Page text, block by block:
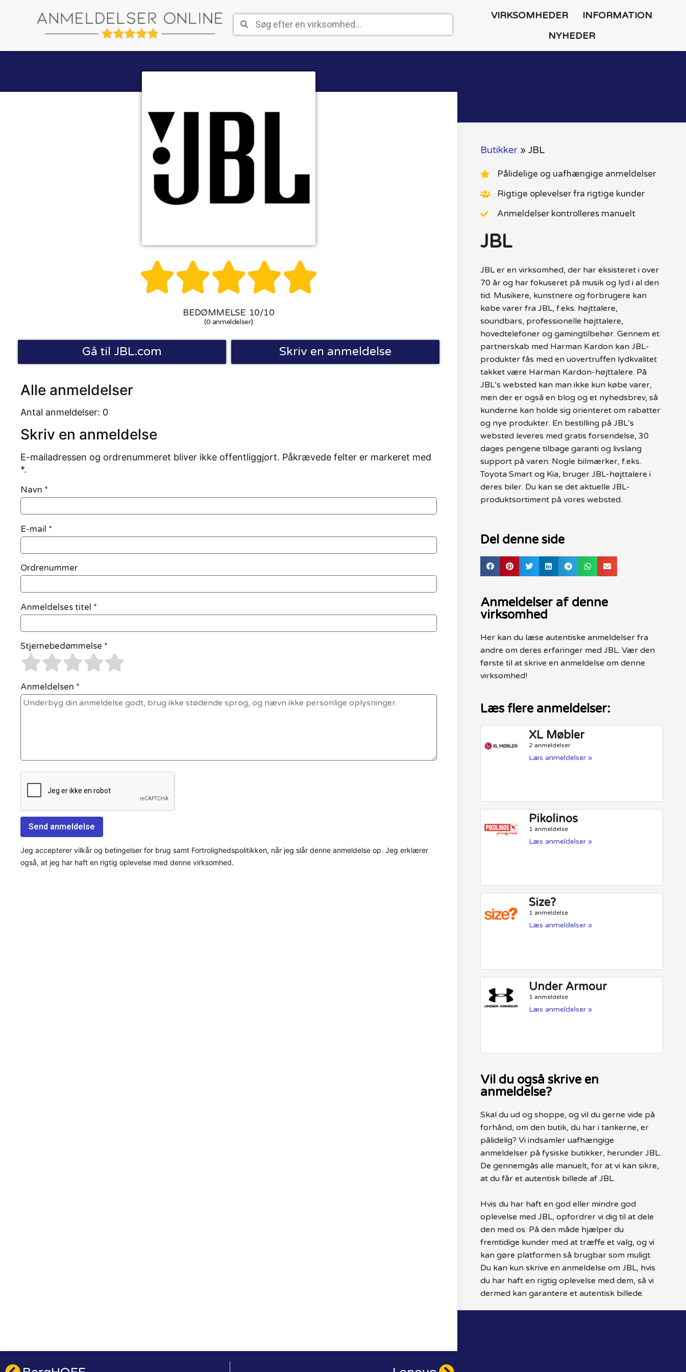
VIRKSOMHEDER
INFORMATION
NYHEDER

BEDØMMELSE: 10/10
(0 anmeldelser)
Gå til JBL.com Skriv en anmeldelse
Alle anmeldelser
Antal anmeldelser: 0
Skriv en anmeldelse
E-mailadressen og ordrenummeret bliver ikke offentliggjort. Påkrævede felter er markeret med
*.
Navn *
E-mail *
Ordrenummer
Anmeldelses titel *
Stjernebedømmelse *
Anmeldelsen *
Jeg accepterer vilkår og betingelser for brug samt Fortrolighedspolitikken, når jeg slår denne anmeldelse op. Jeg erklærer
også, at jeg har haft en rigtig oplevelse med denne virksomhed.
Butikker» JBL
Pålidelige og uafhængige anmeldelser
Rigtige oplevelser fra rigtige kunder
Anmeldelser kontrolleres manuelt
JBL
JBL er en virksomhed, der har eksisteret i over
70 år og har fokuseret på musik og lyd i al den
tid. Musikere, kunstnere og forbrugere kan
købe varer fra JBL, f.eks. højttalere,
soundbars, professionelle højttalere,
hovedtelefoner og gamingtilbehør. Gennem et
partnerskab med Harman Kardon kan JBL-
produkter fås med en uovertruffen lydkvalitet
takket være Harman Kardon-højttalere. På
JBL’s websted kan man ikke kun købe varer,
men der er også en blog og et nyhedsbrev, så
kunderne kan holde sig orienteret om rabatter
og nye produkter. En bestilling på JBL’s
websted leveres med gratis forsendelse, 30
dages pengene tilbage garanti og livslang
support på varen. Nogle bilmærker, f.eks.
Toyota Smart og Kia, bruger JBL-højttalere i
deres biler. Du kan se det aktuelle JBL-
produktsortiment på vores websted.
Del denne side
Anmeldelser af denne
virksomhed
Her kan du læse autentiske anmeldelser fra
andre om deres erfaringer med JBL. Vær den
første til at skrive en anmeldelse om denne
virksomhed!
Læs flere anmeldelser:
XL Møbler
2 anmeldelser
Læs anmeldelser »
Pikolinos
1 anmeldelse
Læs anmeldelser »
Size?
1 anmeldelse
Læs anmeldelser »
Under Armour
1 anmeldelse
Læs anmeldelser »
Vil du også skrive en
anmeldelse?
Skal du ud og shoppe, og vil du gerne vide på
forhånd, om den butik, du har i tankerne, er
pålidelig? Vi indsamler uafhængige
anmeldelser på fysiske butikker, herunder JBL.
De gennemgås alle manuelt, for at vi kan sikre,
at du får et autentisk billede af JBL.
Hvis du har haft en god eller mindre god
oplevelse med JBL, opfordrer vi dig til at dele
den med os. På den måde hjælper du
fremtidige kunder med at træffe et valg, og vi
kan gøre platformen så brugbar som muligt.
Du kan kun skrive en anmeldelse om JBL, hvis
du har haft en rigtig oplevelse med dem, så vi
dermed kan garantere et autentisk billede.